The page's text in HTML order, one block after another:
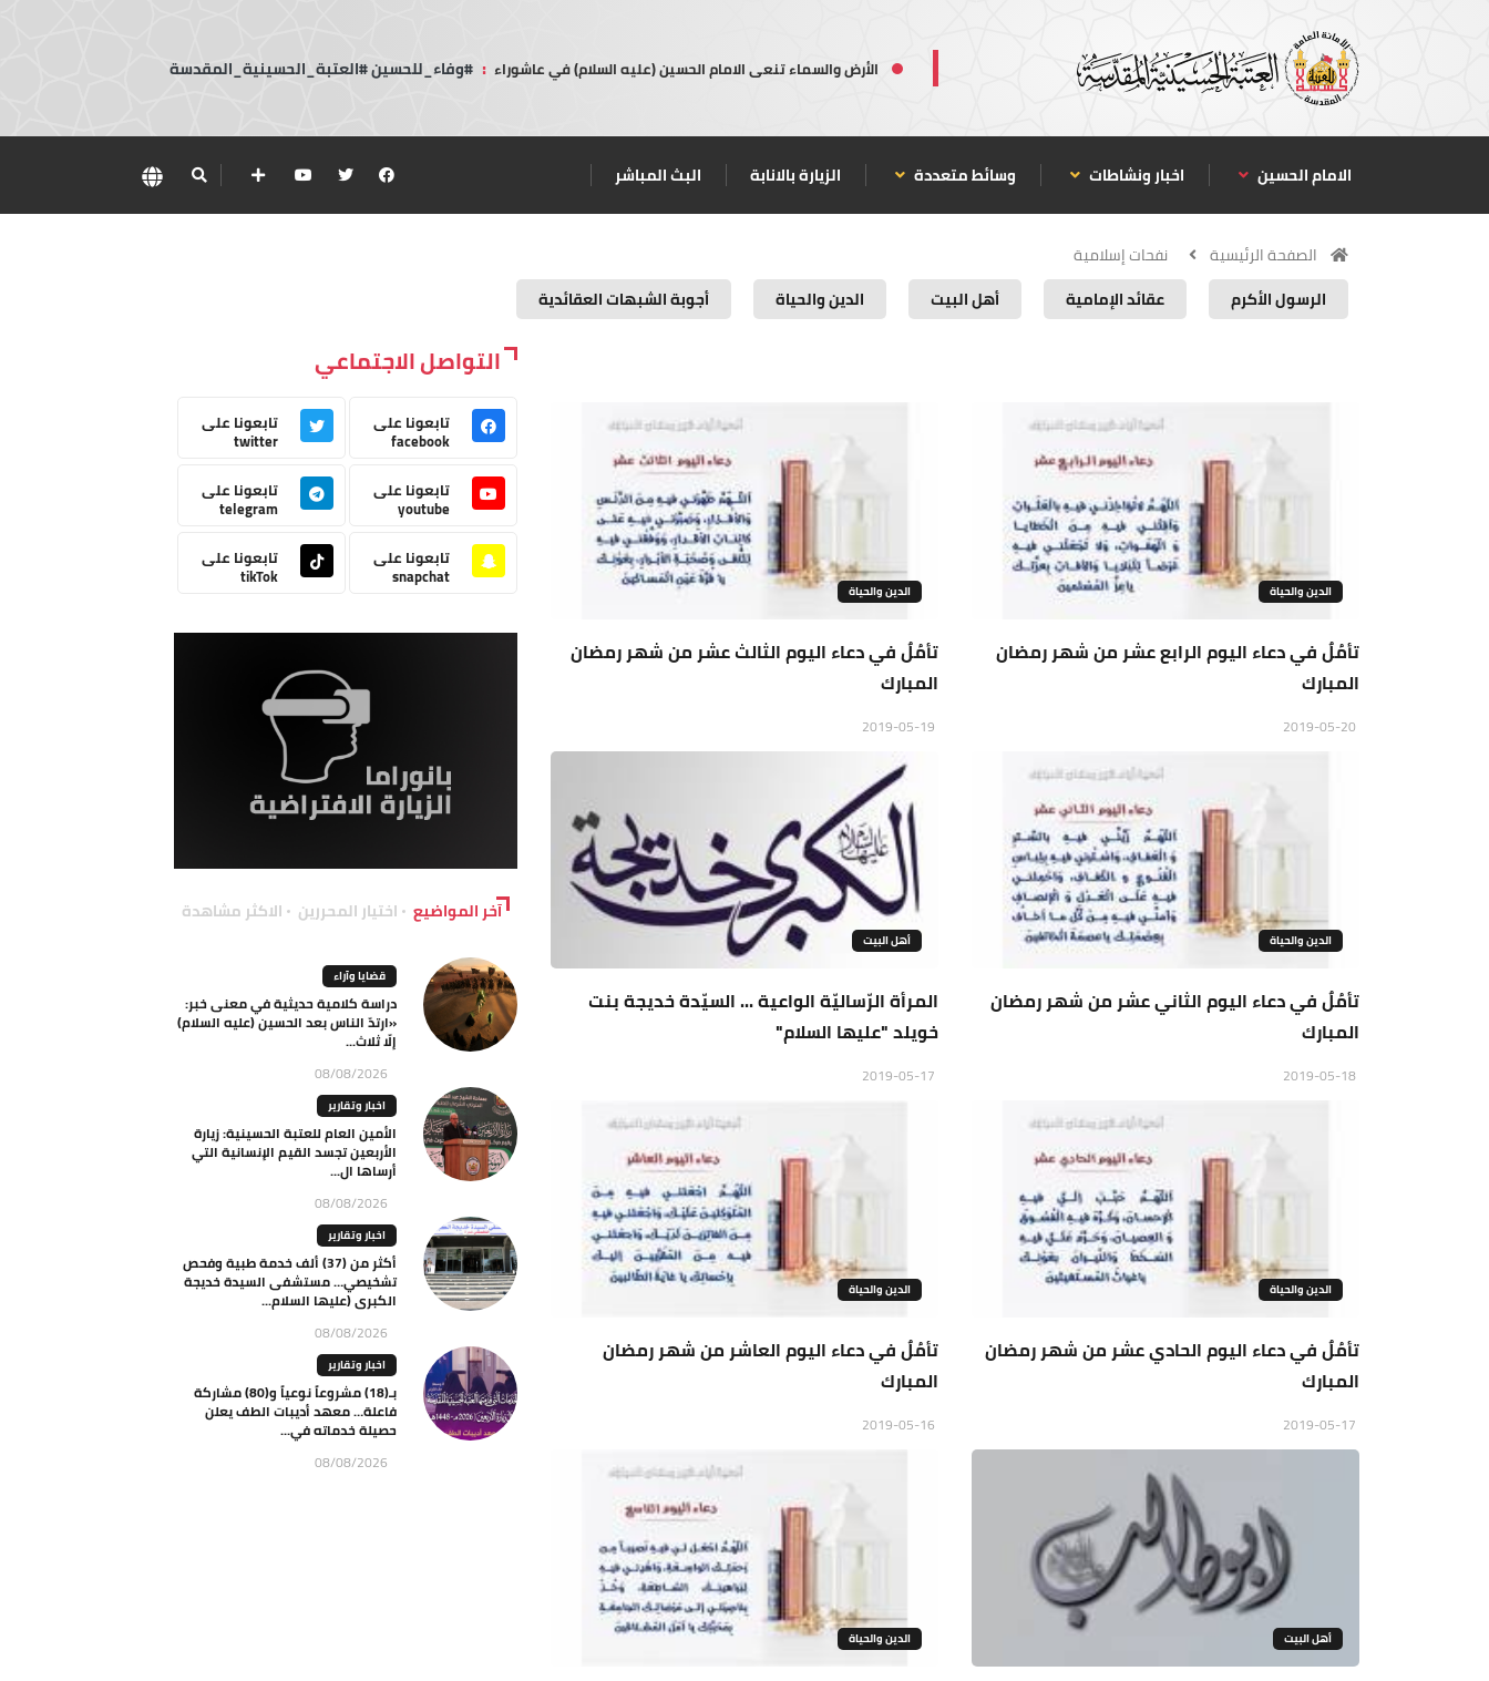
الأرض والسماء تنعى الامام الحسين (عليه السلام) في عاشوراء : #وفاء_للحسين #العتبة_الحسينية_المقدسة
الامام الحسين اخبار ونشاطات وسائط متعددة الزيارة بالانابة البث المباشر
الصفحة الرئيسية
نفحات إسلامية
الرسول الأكرم
عقائد الإمامية أهل البيت الدين والحياة أجوبة الشبهات العقائدية
الدين والحياة
تأمُلٌ في دعاء اليوم الرابع عشر من شهر رمضان
المبارك
الدين والحياة
تأمُلٌ في دعاء اليوم الثالث عشر من شهر رمضان
المبارك
الدين والحياة
تأمُلٌ في دعاء اليوم الثاني عشر من شهر رمضان
المبارك
أهل البيت
المرأة الرّساليّة الواعية ... السيّدة خديجة بنت
خويلد "عليها السلام"
الدين والحياة
تأمُلٌ في دعاء اليوم الحادي عشر من شهر رمضان
المبارك
الدين والحياة
تأمُلٌ في دعاء اليوم العاشر من شهر رمضان
المبارك
أهل البيت الدين والحياة
التواصل الاجتماعي
تابعونا على
facebook
تابعونا على
twitter
تابعونا على
youtube
تابعونا على
telegram
تابعونا على
snapchat
تابعونا على
tikTok
آخر المواضيع اختيار المحررين الاكثر مشاهدة
قضايا وآراء
دراسة كلامية حديثية في معنى خبر:
«ارتدّ الناس بعد الحسين (عليه السلام)
إلّا ثلاث...
08/08/2026
اخبار وتقارير
الأمين العام للعتبة الحسينية: زيارة
الأربعين تجسد القيم الإنسانية التي
أرساها ال...
08/08/2026
اخبار وتقارير
أكثر من (37) ألف خدمة طبية وفحص
تشخيصي… مستشفى السيدة خديجة
الكبرى (عليها السلام...
08/08/2026
اخبار وتقارير
بـ(18) مشروعاً نوعياً و(80) مشاركة
فاعلة… معهد أديبات الطف يعلن
حصيلة خدماته في...
08/08/2026